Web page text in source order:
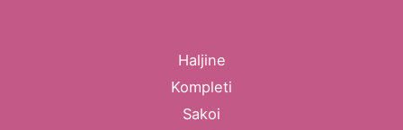
Haljine
Kompleti
Sakoi